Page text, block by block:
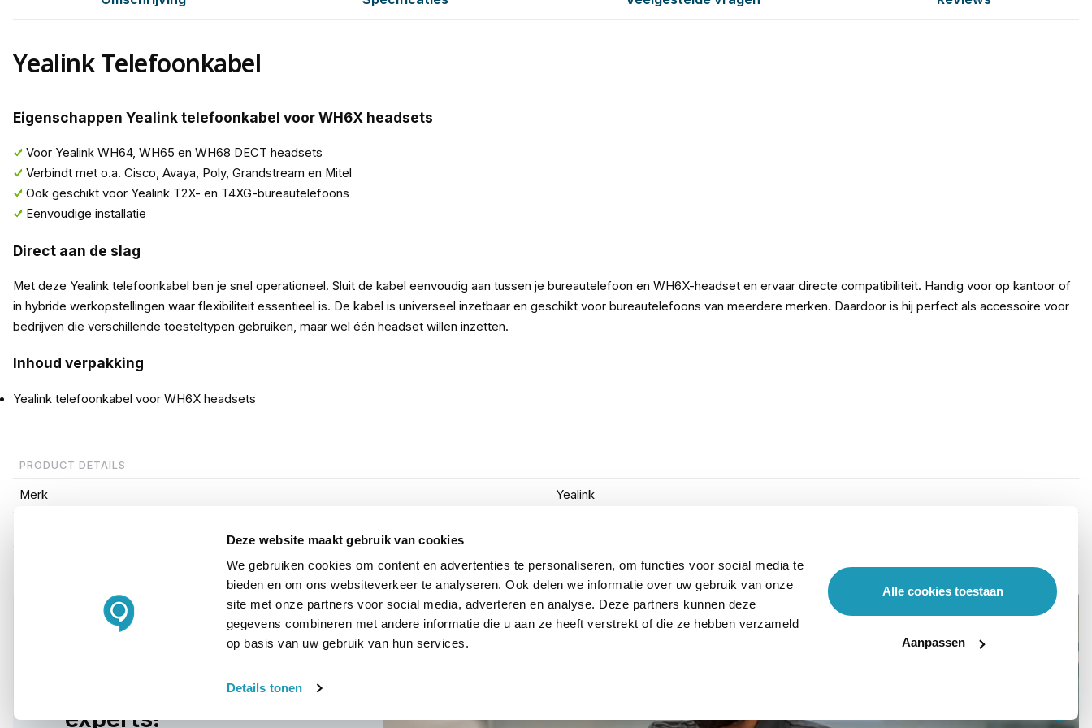
Deze website maakt gebruik van cookies
We gebruiken cookies om content en advertenties te personaliseren, om functies voor social media te
bieden en om ons websiteverkeer te analyseren. Ook delen we informatie over uw gebruik van onze
site met onze partners voor social media, adverteren en analyse. Deze partners kunnen deze
gegevens combineren met andere informatie die u aan ze heeft verstrekt of die ze hebben verzameld
op basis van uw gebruik van hun services.
Details tonen
Alle cookies toestaan
Aanpassen
Yealink Telefoonkabel
Eigenschappen Yealink telefoonkabel voor WH6X headsets
Voor Yealink WH64, WH65 en WH68 DECT headsets
Verbindt met o.a. Cisco, Avaya, Poly, Grandstream en Mitel
Ook geschikt voor Yealink T2X- en T4XG-bureautelefoons
Eenvoudige installatie
Direct aan de slag
Met deze Yealink telefoonkabel ben je snel operationeel. Sluit de kabel eenvoudig aan tussen je bureautelefoon en WH6X-headset en ervaar directe compatibiliteit. Handig voor op kantoor of
in hybride werkopstellingen waar flexibiliteit essentieel is. De kabel is universeel inzetbaar en geschikt voor bureautelefoons van meerdere merken. Daardoor is hij perfect als accessoire voor
bedrijven die verschillende toesteltypen gebruiken, maar wel één headset willen inzetten.
Inhoud verpakking
Yealink telefoonkabel voor WH6X headsets
PRODUCT DETAILS
Merk Yealink
Vraag het onze
experts!